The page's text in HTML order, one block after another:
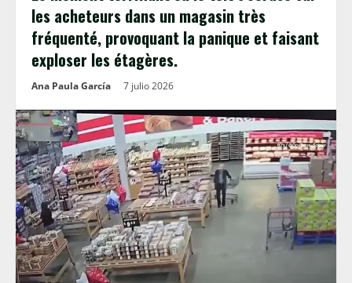
les acheteurs dans un magasin très
fréquenté, provoquant la panique et faisant
exploser les étagères.
Ana Paula García 7 julio 2026